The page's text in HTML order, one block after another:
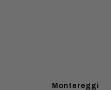
Montereggi